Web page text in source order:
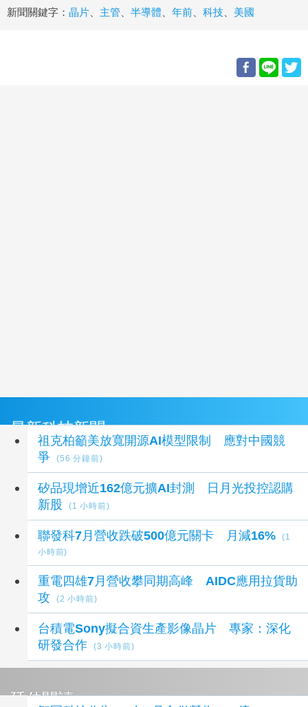
新聞關鍵字： 晶片 主管 半導體 年前 科技 美國
最新科技新聞
祖克柏籲美放寬開源AI模型限制 應對中國競
爭
(56 分鐘前)
矽品現增近162億元擴AI封測 日月光投控認購
新股
(1 小時前)
聯發科7月營收跌破500億元關卡 月減16%
(1
小時前)
重電四雄7月營收攀同期高峰 AIDC應用拉貨助
攻
(2 小時前)
台積電Sony擬合資生產影像晶片 專家：深化
研發合作
(3 小時前)
延伸閱讀